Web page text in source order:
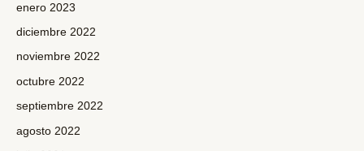
enero 2023
diciembre 2022
noviembre 2022
octubre 2022
septiembre 2022
agosto 2022